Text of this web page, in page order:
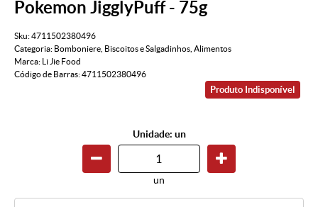
Pokemon JigglyPuff - 75g
Sku:4711502380496
Categoria: Bomboniere Biscoitos e Salgadinhos Alimentos
Marca:
Li Jie Food
Código de Barras:4711502380496
Produto Indisponível
Unidade: un
un